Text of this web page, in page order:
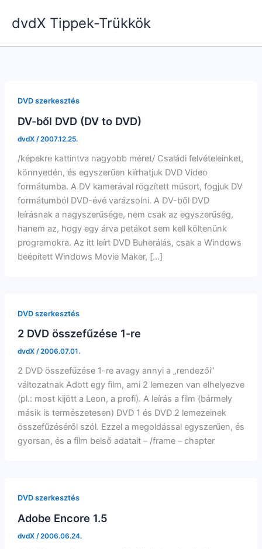
dvdX Tippek-Trükkök
DVD szerkesztés
DV-ből DVD (DV to DVD)
dvdX /2007.12.25.
/képekre kattintva nagyobb méret/ Családi felvételeinket,
könnyedén, és egyszerűen kiírhatjuk DVD Video
formátumba. A DV kamerával rögzített műsort, fogjuk DV
formátumból DVD-évé varázsolni. A DV-ből DVD
leírásnak a nagyszerűsége, nem csak az egyszerűség,
hanem az, hogy egy árva petákot sem kell költenünk
programokra. Az itt leírt DVD Buherálás, csak a Windows
beépített Windows Movie Maker, […]
DVD szerkesztés
2 DVD összefűzése 1-re
dvdX /2006.07.01.
2 DVD összefűzése 1-re avagy annyi a „rendezői”
változatnak Adott egy film, ami 2 lemezen van elhelyezve
(pl.: most kijött a Leon, a profi). A leírás a film (bármely
másik is természetesen) DVD 1 és DVD 2 lemezeinek
összefűzéséről szól. Ezzel a megoldással egyszerűen, és
gyorsan, és a film belső adatait – /frame – chapter
DVD szerkesztés
Adobe Encore 1.5
dvdX /2006.06.24.